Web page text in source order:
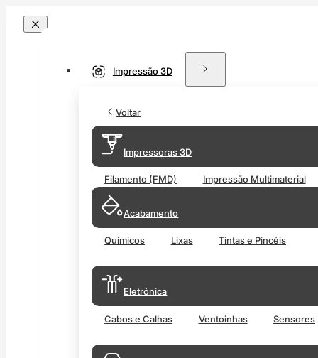
Impressão 3D
Voltar
Impressoras 3D
Filamento (FMD) Impressão Multimaterial
Acabamento
Químicos Lixas Tintas e Pincéis
Eletrónica
Cabos e Calhas Ventoinhas Sensores